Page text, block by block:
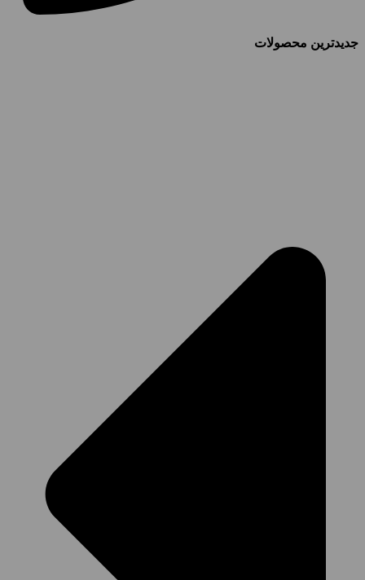
جدیدترین محصولات